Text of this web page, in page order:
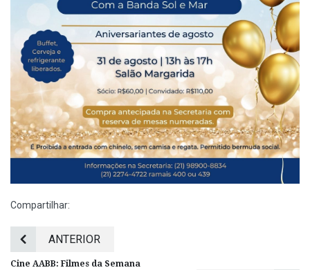
Compartilhar:
ANTERIOR
Cine AABB: Filmes da Semana